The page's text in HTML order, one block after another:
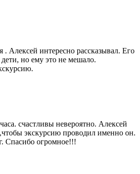
. Алексей интересно рассказывал. Его
но ему это не мешало.
счастливы невероятно. Алексей
экскурсию проводил именно он.
Спасибо огромное!!!